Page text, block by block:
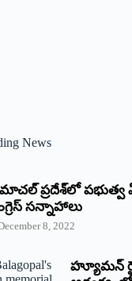
News
‌ప్రదేశ్‌లో పభుత్వ
‌సన్నాహాలు
8, 2022
హ్యూమన్‌